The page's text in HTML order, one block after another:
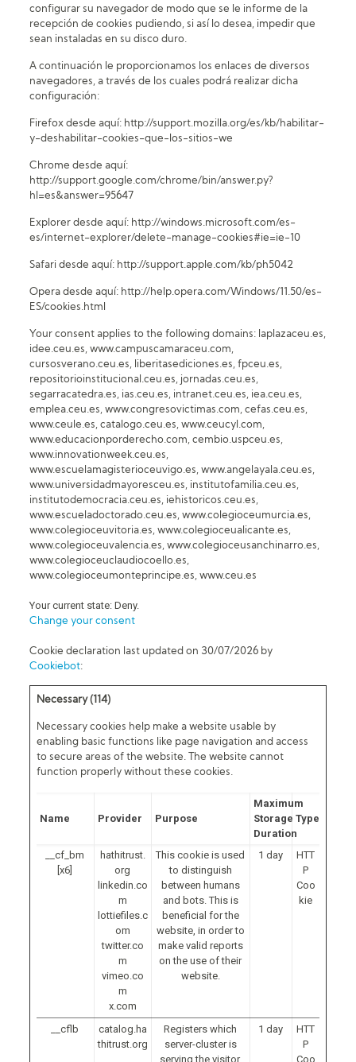
configurar su navegador de modo que se le informe de la
recepción de cookies pudiendo, si así lo desea, impedir que
sean instaladas en su disco duro.
A continuación le proporcionamos los enlaces de diversos
navegadores, a través de los cuales podrá realizar dicha
configuración:
Firefox desde aquí: http://support.mozilla.org/es/kb/habilitar-
y-deshabilitar-cookies-que-los-sitios-we
Chrome desde aquí:
http://support.google.com/chrome/bin/answer.py?
hl=es&answer=95647
Explorer desde aquí: http://windows.microsoft.com/es-
es/internet-explorer/delete-manage-cookies#ie=ie-10
Safari desde aquí: http://support.apple.com/kb/ph5042
Opera desde aquí: http://help.opera.com/Windows/11.50/es-
ES/cookies.html
Your consent applies to the following domains: laplazaceu.es,
idee.ceu.es, www.campuscamaraceu.com,
cursosverano.ceu.es, liberitasediciones.es, fpceu.es,
repositorioinstitucional.ceu.es, jornadas.ceu.es,
segarracatedra.es, ias.ceu.es, intranet.ceu.es, iea.ceu.es,
emplea.ceu.es, www.congresovictimas.com, cefas.ceu.es,
www.ceule.es, catalogo.ceu.es, www.ceucyl.com,
www.educacionporderecho.com, cembio.uspceu.es,
www.innovationweek.ceu.es,
www.escuelamagisterioceuvigo.es, www.angelayala.ceu.es,
www.universidadmayoresceu.es, institutofamilia.ceu.es,
institutodemocracia.ceu.es, iehistoricos.ceu.es,
www.escueladoctorado.ceu.es, www.colegioceumurcia.es,
www.colegioceuvitoria.es, www.colegioceualicante.es,
www.colegioceuvalencia.es, www.colegioceusanchinarro.es,
www.colegioceuclaudiocoello.es,
www.colegioceumonteprincipe.es, www.ceu.es
Your current state: Deny.
Change your consent
Cookie declaration last updated on 30/07/2026 by
Cookiebot:
Necessary (114)
Necessary cookies help make a website usable by
enabling basic functions like page navigation and access
to secure areas of the website. The website cannot
function properly without these cookies.
Name Provider Purpose
Maximum
Storage
Duration
Type
__cf_bm
[x6]
hathitrust.
org
linkedin.co
m
lottiefiles.c
om
twitter.co
m
vimeo.co
m
x.com
This cookie is used
to distinguish
between humans
and bots. This is
beneficial for the
website, in order to
make valid reports
on the use of their
website.
1 day
HTT
P
Coo
kie
__cflb
catalog.ha
thitrust.org
Registers which
server-cluster is
serving the visitor.
1 day
HTT
P
Coo